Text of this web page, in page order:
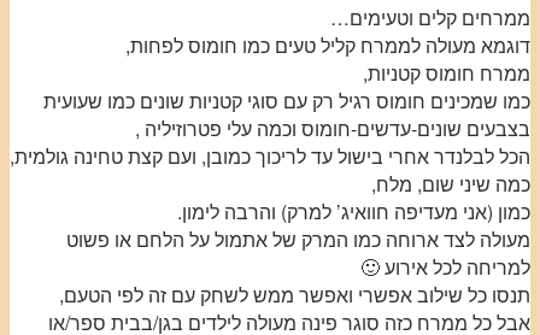
ממרחים קלים וטעימים…
דוגמא מעולה לממרח קליל טעים כמו חומוס לפחות,
ממרח חומוס קטניות,
כמו שמכינים חומוס רגיל רק עם סוגי קטניות שונים כמו שעועית
בצבעים שונים-עדשים-חומוס וכמה עלי פטרוזיליה ,
הכל לבלנדר אחרי בישול עד לריכוך כמובן, ועם קצת טחינה גולמית,
כמה שיני שום, מלח,
כמון (אני מעדיפה חוואיג’ למרק) והרבה לימון.
מעולה לצד ארוחה כמו המרק של אתמול על הלחם או פשוט
למריחה לכל אירוע 🙂
תנסו כל שילוב אפשרי ואפשר ממש לשחק עם זה לפי הטעם,
אבל כל ממרח כזה סוגר פינה מעולה לילדים בגן/בבית ספר/או